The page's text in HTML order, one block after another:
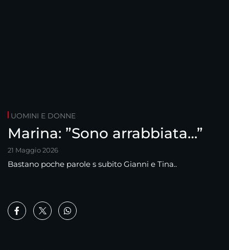
UOMINI E DONNE
Marina: ”Sono arrabbiata…”
21 Maggio 2026
Bastano poche parole s subito Gianni e Tina..